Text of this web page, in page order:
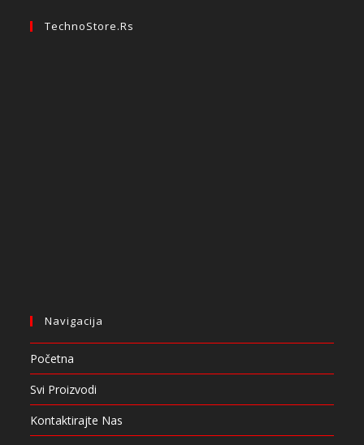
TechnoStore.rs
Navigacija
Početna
Svi Proizvodi
Kontaktirajte Nas